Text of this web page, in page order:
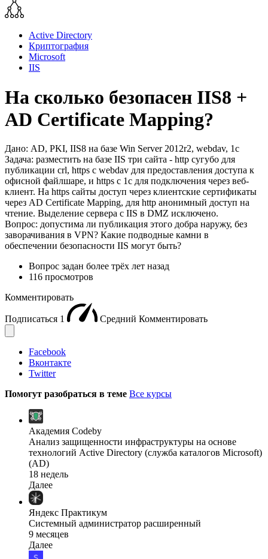
Active Directory
Криптография
Microsoft
IIS
На сколько безопасен IIS8 +
AD Certificate Mapping?
Дано: AD, PKI, IIS8 на базе Win Server 2012r2, webdav, 1c
Задача: разместить на базе IIS три сайта - http сугубо для
публикации crl, https с webdav для предоставления доступа к
офисной файлшаре, и https с 1с для подключения через веб-
клиент. На https сайты доступ через клиентские сертификаты
через AD Certificate Mapping, для http анонимный доступ на
чтение. Выделение сервера с IIS в DMZ исключено.
Вопрос: допустима ли публикация этого добра наружу, без
заворачивания в VPN? Какие подводные камни в
обеспечении безопасности IIS могут быть?
Вопрос задан более трёх лет назад
116 просмотров
Комментировать
Подписаться 1 Средний Комментировать
Facebook
Вконтакте
Twitter
Помогут разобраться в теме Все курсы
Академия Codeby
Анализ защищенности инфраструктуры на основе
технологий Active Directory (служба каталогов Microsoft)
(AD)
18 недель
Далее
Яндекс Практикум
Системный администратор расширенный
9 месяцев
Далее